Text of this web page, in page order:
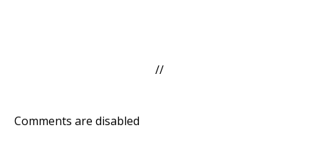
//
Comments are disabled